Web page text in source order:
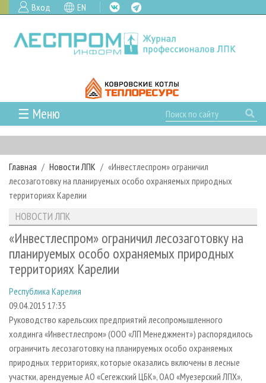
Вход EN
☰ Меню
ГЛАВНАЯ
РУБРИКИ И ТЕМЫ
РУБРИКИ ЖУРНАЛА
ЛЕСНОЕ ХОЗЯЙСТВО
ЛЕСОЗАГОТОВКА
ЛЕСОПИЛЕНИЕ
ДЕРЕВООБРАБОТКА
СУШКА ДРЕВЕСИНЫ
ПРОИЗВОДСТВО ДРЕВЕСНЫХ ПЛИТ
ДЕРЕВЯННОЕ ДОМОСТРОЕНИЕ
ПРОИЗВОДСТВО МЕБЕЛИ
БИОЭНЕРГЕТИКА
ЦБП
НОВОСТИ
КАЛЕНДАРЬ СОБЫТИЙ
НОВОСТИ ЛПК
НОВОСТИ ЖУРНАЛА
НОВОСТИ КОМПАНИЙ
ПРОЕКТЫ ЛПИ
АНАЛИТИКА
ПРЕДПРИЯТИЯ ЛПК
ЛЕСНЫЕ РЕГИОНЫ РОССИИ
ПЕРСОНЫ
МОБИЛЬНЫЕ ВЫСТАВКИ
ПРИОРИТЕТНЫЕ ИНВЕСТПРОЕКТЫ
RUSSIAN FORESTRY REVIEW
ГАЗЕТА ЛЕСПРОМФОРУМ
АРХИВ
АРХИВ ЖУРНАЛОВ
СТАТЬИ
О ЖУРНАЛЕ
ПОДПИСКА
КОНТАКТЫ
РЕКЛАМОДАТЕЛЯМ
РЕКЛАМА
РЕКЛАМА НА САЙТЕ
Главная Новости ЛПК
«Инвестлеспром» ограничил
лесозаготовку на планируемых особо охраняемых природных
территориях Карелии
НОВОСТИ ЛПК
«Инвестлеспром» ограничил лесозаготовку на
планируемых особо охраняемых природных
территориях Карелии
Республика Карелия
09.04.2015 17:35
Руководство карельских предприятий лесопромышленного
холдинга «Инвестлеспром» (ООО «ЛП Менеджмент») распорядилось
ограничить лесозаготовку на планируемых особо охраняемых
природных территориях, которые оказались включены в лесные
участки, арендуемые АО «Сегежский ЦБК», ОАО «Муезерский ЛПХ»,